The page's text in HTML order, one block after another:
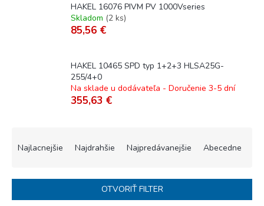
HAKEL 16076 PIVM PV 1000Vseries
Skladom (2 ks)
85,56 €
HAKEL 10465 SPD typ 1+2+3 HLSA25G-
255/4+0
Na sklade u dodávateľa - Doručenie 3-5 dní
355,63 €
i
Najlacnejšie Najdrahšie Najpredávanejšie Abecedne
OTVORIŤ FILTER